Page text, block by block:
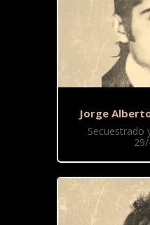
Jorge
Secuestrado